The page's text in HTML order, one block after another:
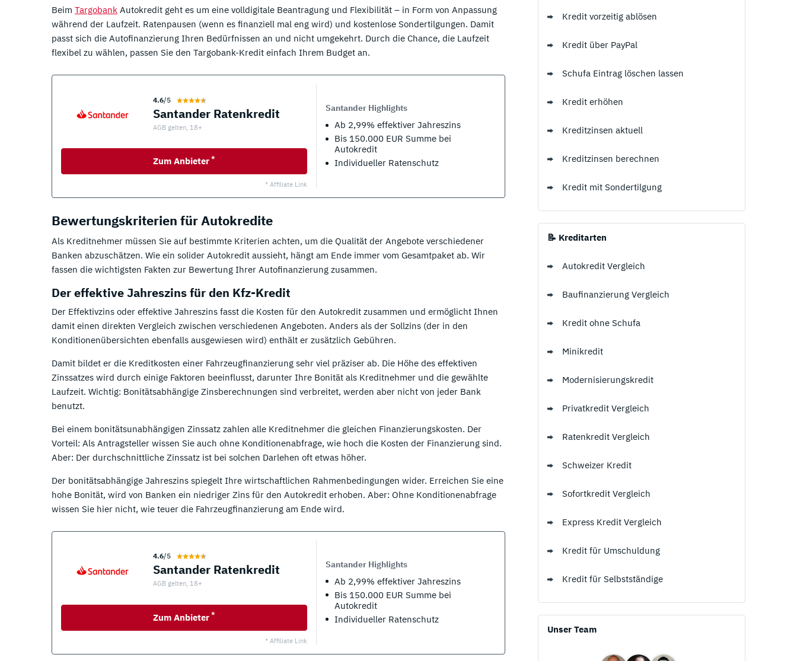
Beim Targobank Autokredit geht es um eine volldigitale Beantragung und Flexibilität – in Form von Anpassung
während der Laufzeit. Ratenpausen (wenn es finanziell mal eng wird) und kostenlose Sondertilgungen. Damit
passt sich die Autofinanzierung Ihren Bedürfnissen an und nicht umgekehrt. Durch die Chance, die Laufzeit
flexibel zu wählen, passen Sie den Targobank-Kredit einfach Ihrem Budget an.
4.6/5
Santander Ratenkredit
AGB gelten, 18+
Zum Anbieter *
* Affiliate Link
Santander Highlights
Ab 2,99% effektiver Jahreszins
Bis 150.000 EUR Summe bei
Autokredit
Individueller Ratenschutz
Bewertungskriterien für Autokredite
Als Kreditnehmer müssen Sie auf bestimmte Kriterien achten, um die Qualität der Angebote verschiedener
Banken abzuschätzen. Wie ein solider Autokredit aussieht, hängt am Ende immer vom Gesamtpaket ab. Wir
fassen die wichtigsten Fakten zur Bewertung Ihrer Autofinanzierung zusammen.
Der effektive Jahreszins für den Kfz-Kredit
Der Effektivzins oder effektive Jahreszins fasst die Kosten für den Autokredit zusammen und ermöglicht Ihnen
damit einen direkten Vergleich zwischen verschiedenen Angeboten. Anders als der Sollzins (der in den
Konditionenübersichten ebenfalls ausgewiesen wird) enthält er zusätzlich Gebühren.
Damit bildet er die Kreditkosten einer Fahrzeugfinanzierung sehr viel präziser ab. Die Höhe des effektiven
Zinssatzes wird durch einige Faktoren beeinflusst, darunter Ihre Bonität als Kreditnehmer und die gewählte
Laufzeit. Wichtig: Bonitätsabhängige Zinsberechnungen sind verbreitet, werden aber nicht von jeder Bank
benutzt.
Bei einem bonitätsunabhängigen Zinssatz zahlen alle Kreditnehmer die gleichen Finanzierungskosten. Der
Vorteil: Als Antragsteller wissen Sie auch ohne Konditionenabfrage, wie hoch die Kosten der Finanzierung sind.
Aber: Der durchschnittliche Zinssatz ist bei solchen Darlehen oft etwas höher.
Der bonitätsabhängige Jahreszins spiegelt Ihre wirtschaftlichen Rahmenbedingungen wider. Erreichen Sie eine
hohe Bonität, wird von Banken ein niedriger Zins für den Autokredit erhoben. Aber: Ohne Konditionenabfrage
wissen Sie hier nicht, wie teuer die Fahrzeugfinanzierung am Ende wird.
4.6/5
Santander Ratenkredit
AGB gelten, 18+
Zum Anbieter *
* Affiliate Link
Santander Highlights
Ab 2,99% effektiver Jahreszins
Bis 150.000 EUR Summe bei
Autokredit
Individueller Ratenschutz
Kredit vorzeitig ablösen
Kredit über PayPal
Schufa Eintrag löschen lassen
Kredit erhöhen
Kreditzinsen aktuell
Kreditzinsen berechnen
Kredit mit Sondertilgung
📝 Kreditarten
Autokredit Vergleich
Baufinanzierung Vergleich
Kredit ohne Schufa
Minikredit
Modernisierungskredit
Privatkredit Vergleich
Ratenkredit Vergleich
Schweizer Kredit
Sofortkredit Vergleich
Express Kredit Vergleich
Kredit für Umschuldung
Kredit für Selbstständige
Unser Team